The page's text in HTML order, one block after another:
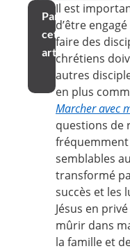
Partager
cet
article
Il est
d’être
faire des
chrétiens
autres
en plus
Marcher avec
questions de
fréquemment
semblables
transformé
succès et les
Jésus en
mûrir dans
la famille et